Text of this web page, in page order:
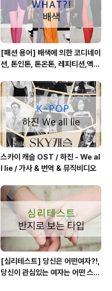
[패션 용어] 배색에 의한 코디네이
션, 톤인톤, 톤온톤, 레피티션,액센
카마이유
스카이 캐슬 OST / 하진 - We al
l lie / 가사 & 번역 & 뮤직비디오
[심리테스트] 당신은 어떤여자?!,
당신이 관심있는 여자는 어떤 스타